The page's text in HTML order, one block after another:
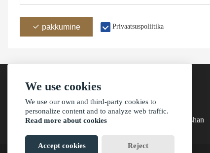
pakkumine Privaatsuspoliitika
aadress
Building 4, Baishihuani küla, Sanxiangi linn, Zhongshan
We use cookies
We use our own and third-party cookies to
personalize content and to analyze web traffic.
Read more about cookies
Accept cookies Reject